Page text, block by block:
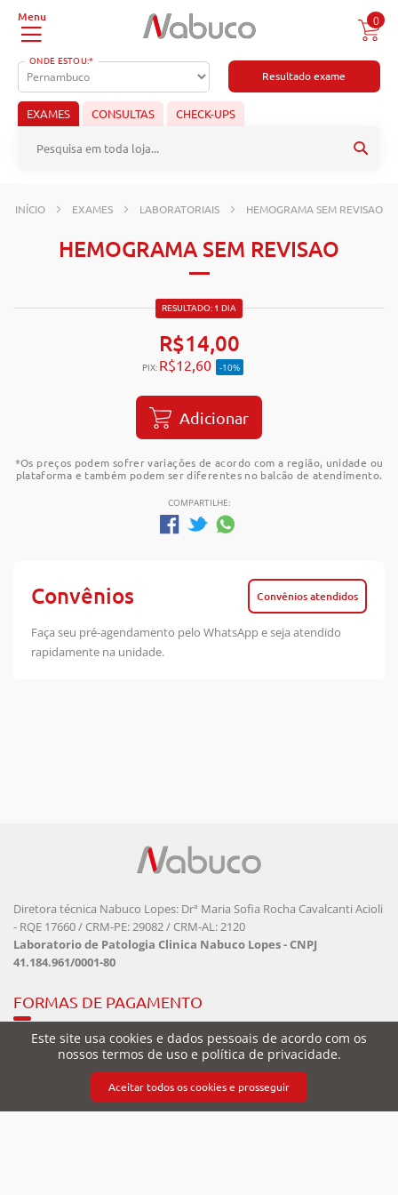
Este site usa cookies e dados pessoais de acordo com os
nossos termos de uso e política de privacidade.
Aceitar todos os cookies e prosseguir
0
ONDE ESTOU:*
Resultado exame
EXAMES CONSULTAS CHECK-UPS
INÍCIO EXAMES LABORATORIAIS HEMOGRAMA SEM REVISAO
HEMOGRAMA SEM REVISAO
RESULTADO: 1 DIA
R$14,00
PIX: R$12,60 -10%
Adicionar
*Os preços podem sofrer variações de acordo com a região, unidade ou
plataforma e também podem ser diferentes no balcão de atendimento.
COMPARTILHE:
Convênios Convênios atendidos
Faça seu pré-agendamento pelo WhatsApp e seja atendido
rapidamente na unidade.
Diretora técnica Nabuco Lopes: Drª Maria Sofia Rocha Cavalcanti Acioli
- RQE 17660 / CRM-PE: 29082 / CRM-AL: 2120
Laboratorio de Patologia Clinica Nabuco Lopes - CNPJ
41.184.961/0001-80
FORMAS DE PAGAMENTO
SEGURANÇA